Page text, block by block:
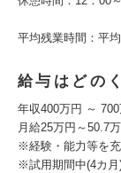
平均残業時間：平
給与はどの
年収400万円 ～ 700
月給25万円～50.7
※経験・能力等を充
※試用期間中(4カ月